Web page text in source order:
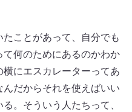
たことがあって、自分でも
何のためにあるのかわか
にエスカレーターってあ
だからそれを使えばいい
。そういう人たちって、